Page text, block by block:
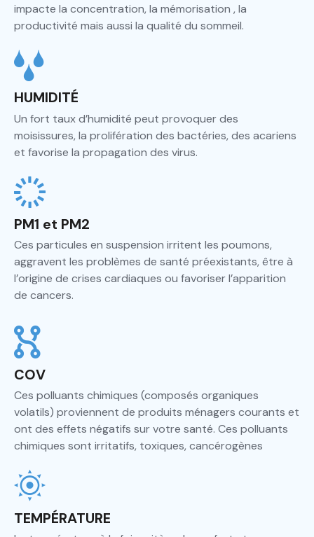
impacte la concentration, la mémorisation , la
productivité mais aussi la qualité du sommeil.
HUMIDITÉ
Un fort taux d’humidité peut provoquer des
moisissures, la prolifération des bactéries, des acariens
et favorise la propagation des virus.
PM1 et PM2
Ces particules en suspension irritent les poumons,
aggravent les problèmes de santé préexistants, être à
l’origine de crises cardiaques ou favoriser l’apparition
de cancers.
COV
Ces polluants chimiques (composés organiques
volatils) proviennent de produits ménagers courants et
ont des effets négatifs sur votre santé. Ces polluants
chimiques sont irritatifs, toxiques, cancérogènes
TEMPÉRATURE